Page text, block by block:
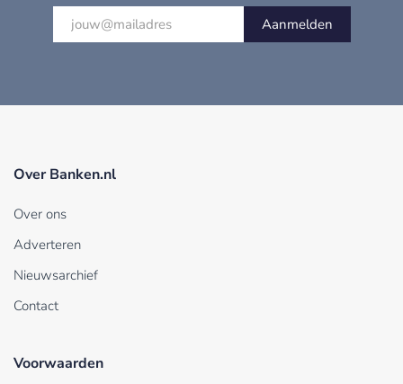
Aanmelden
Over Banken.nl
Over ons
Adverteren
Nieuwsarchief
Contact
Voorwaarden